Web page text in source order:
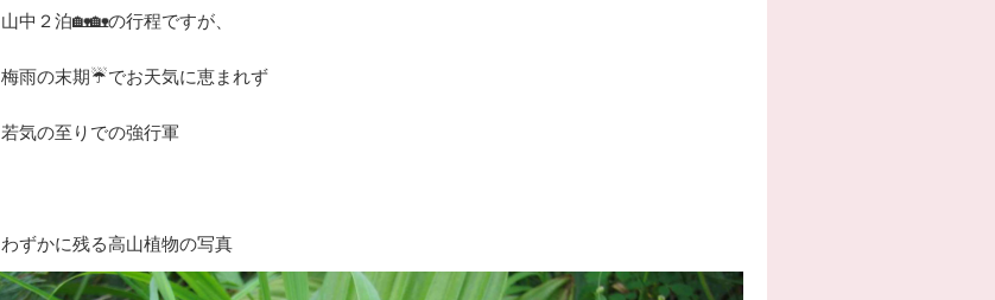
山中２泊🏡🏡の行程ですが、
梅雨の末期☔️でお天気に恵まれず
若気の至りでの強行軍
わずかに残る高山植物の写真